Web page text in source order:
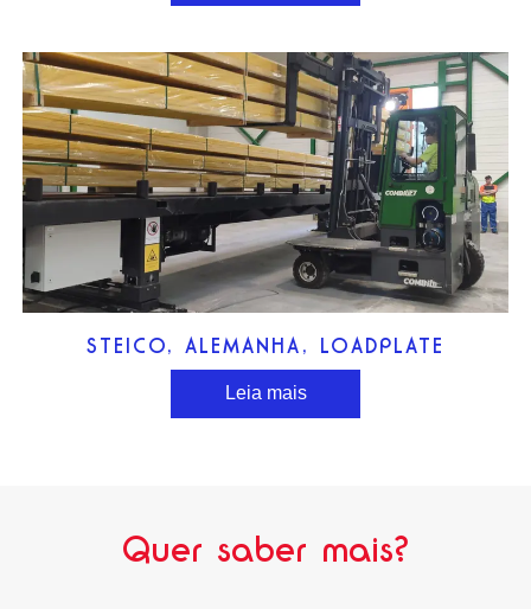
STEICO, ALEMANHA, LOADPLATE
Leia mais
Quer saber mais?